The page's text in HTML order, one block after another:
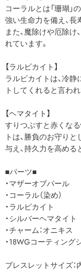
コーラルとは「珊瑚」
強い生命力を備え、
また、魔除けや厄除け
れています。
【ラルビカイト】
ラルビカイトは、冷
トしてくれると言われ
【ヘマタイト】
すりつぶすと赤くな
トは、勝負のお守り
与え、持久力を高める
■パーツ■
・マザーオブパール
・コーラル（染め）
・ラルビカイト
・シルバーヘマタイト
・チャーム：オニキス
・18WGコーティング
ブレスレットサイズ：